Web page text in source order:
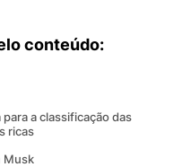
conteúdo:
a classificação das
ricas
Musk